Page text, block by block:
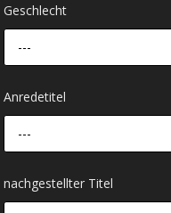
Geschlecht
---
Anredetitel
---
nachgestellter Titel